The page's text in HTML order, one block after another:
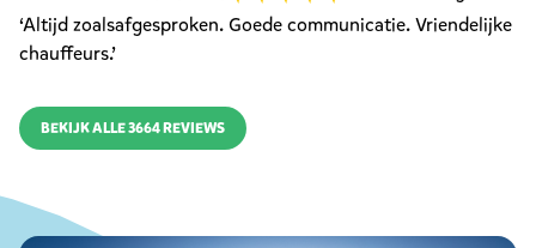
‘Altijd zoalsafgesproken. Goede communicatie. Vriendelijke
chauffeurs.’
BEKIJK ALLE 3664 REVIEWS